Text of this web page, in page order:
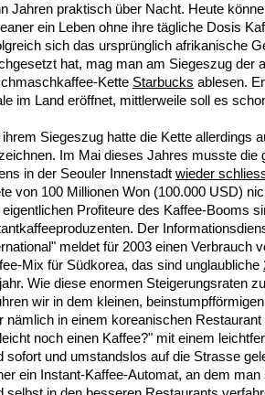
Jahren praktisch über Nacht. Heute
ein Leben ohne ihre tägliche Dosis
sich das ursprünglich afrikanische
hat, mag man am Siegeszug der
Kette Starbucks ablesen.
im Land eröffnet, mittlerweile soll es
ihrem Siegeszug hatte die Kette allerdings
Im Mai dieses Jahres musste die
in der Seouler Innenstadt wieder
von 100 Millionen Won (100.000 USD)
eigentlichen Profiteure des Kaffee-Booms
Der
meldet für 2003 einen Verbrauch
Mix für Südkorea, das sind unglaubliche
Wie diese enormen Steigerungsraten
wir in dem kleinen,
nämlich in einem koreanischen
noch einen Kaffee?" mit einem
sofort und umstandslos auf die Strasse
ein Instant-Kaffee-Automat, an dem